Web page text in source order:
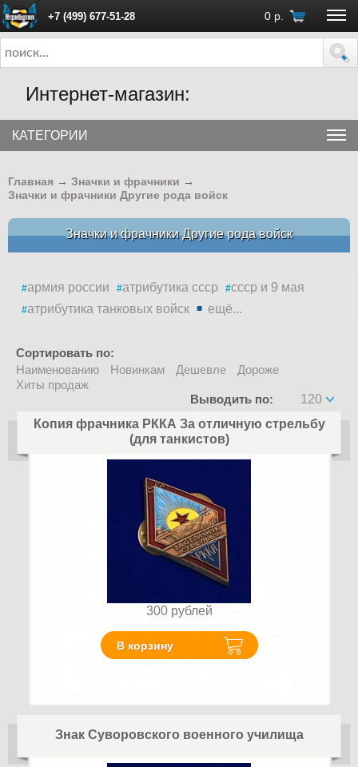
+7 (499) 677-51-28 0 р.
ПН - ПТ с 10:00 до 18:00 (Москва)
Интернет-магазин:
КАТЕГОРИИ
Главная → Значки и фрачники →
Значки и фрачники Другие рода войск
Значки и фрачники Другие рода войск
армия россии атрибутика ссср
ссср и 9 мая
атрибутика танковых войск
ещё...
Сортировать по:
Наименованию
Новинкам Дешевле
Дороже
Хиты продаж
Выводить по:
120
Копия фрачника РККА За отличную стрельбу
(для танкистов)
300 рублей
В корзину
Знак Суворовского военного училища